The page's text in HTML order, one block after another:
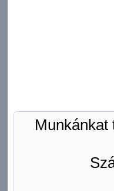
Munkánkat